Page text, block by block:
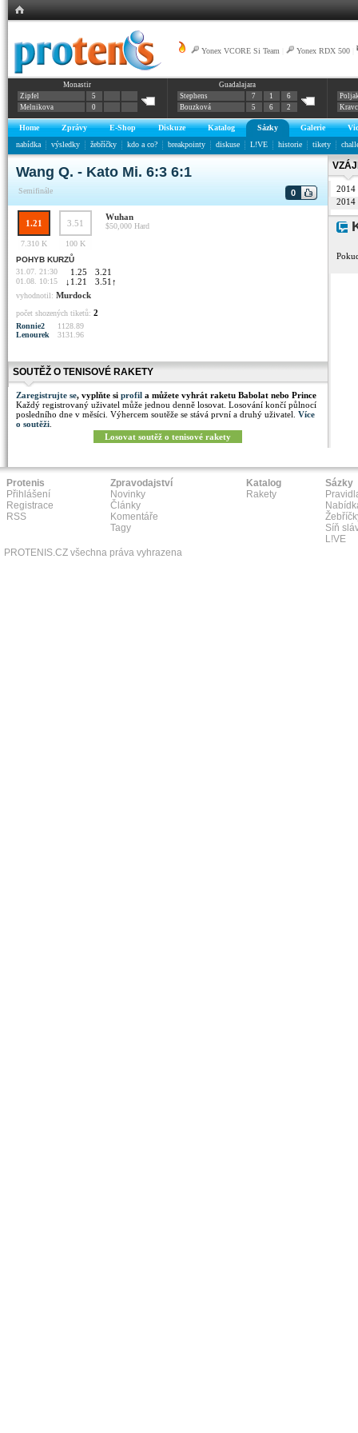
Yonex VCORE Si Team Yonex RDX 500
Monastir
Zipfel
5
Melnikova
0
Guadalajara
Stephens
7 1
6
Bouzková
5 6 2
Home Zprávy E-Shop Diskuze Katalog Sázky Galerie
nabídka
výsledky žebříčky kdo a co? breakpointy diskuse L!VE historie tikety
Wang Q. - Kato Mi. 6:3 6:1
Semifinále 0
1.21 3.51
Wuhan
$50,000 Hard
7.310 K
100 K
POHYB KURZŮ
31.07. 21:30
1.25 3.21
01.08. 10:15 ↓ 1.21 3.51 ↑
vyhodnotil: Murdock
počet shozených tiketů: 2
Ronnie2
1128.89
Lenourek
3131.96
SOUTĚŽ O TENISOVÉ RAKETY
Zaregistrujte se, vyplňte si profil a můžete vyhrát raketu Babolat nebo Prince
Každý registrovaný uživatel může jednou denně losovat. Losování končí půlnocí
posledního dne v měsíci. Výhercem soutěže se stává první a druhý uživatel. Více
o soutěži
Losovat soutěž o tenisové rakety
2014
2014
Protenis
Přihlášení
Registrace
RSS
Zpravodajství
Novinky
Články
Komentáře
Tagy
Katalog
Rakety
Sázky
Síň
L!VE
PROTENIS.CZ všechna práva vyhrazena